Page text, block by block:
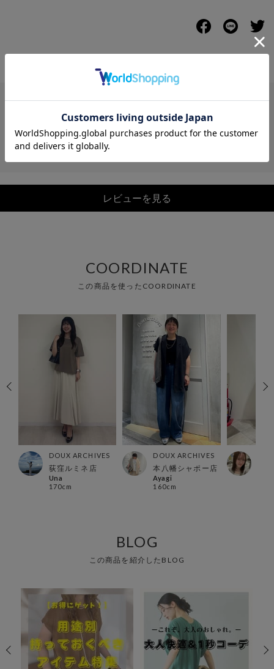
レビュー
レビューを見る
COORDINATE
この商品を使ったCOORDINATE
DOUX ARCHIVES
荻窪ルミネ店
Una
170cm
DOUX ARCHIVES
本八幡シャポー店
Ayagi
160cm
BLOG
この商品を紹介したBLOG